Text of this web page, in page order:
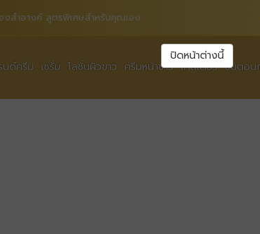
งสำอางค์ สูตรพิเศษสำหรับคุณเอง
นด์ครีม เซรั่ม โลชั่นผิวขาว ครีมหน้าขาว เทสเตอร์ ขั้นตอน
ปิดหน้าต่างนี้